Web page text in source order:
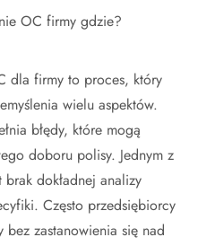
OC firmy gdzie?
dla firmy to proces, który
wielu aspektów.
błędy, które mogą
doboru polisy. Jednym z
brak dokładnej analizy
Często przedsiębiorcy
zastanowienia się nad